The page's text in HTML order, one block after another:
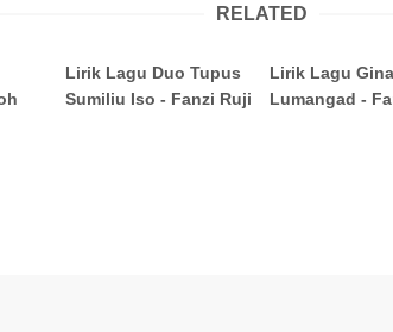
RELATED
Lirik Lagu Duo Tupus
Sumiliu Iso - Fanzi Ruji
Lirik Lagu
Lumangad -